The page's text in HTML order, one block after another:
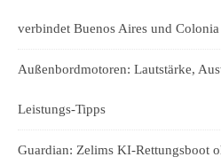
verbindet Buenos Aires und Colonia
Außenbordmotoren: Lautstärke,
Leistungs-Tipps
Guardian: Zelims KI-Rettungsboot